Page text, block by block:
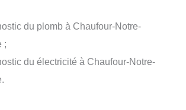
du plomb à Chaufour-Notre-
;
du électricité à Chaufour-Notre-